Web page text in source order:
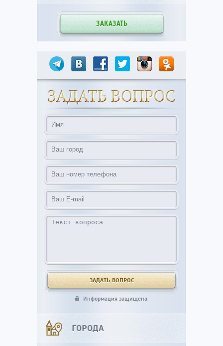
ЗАКАЗАТЬ
Информация защищена
ГОРОДА